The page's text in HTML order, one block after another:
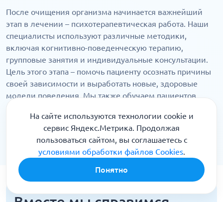
После очищения организма начинается важнейший
этап в лечении – психотерапевтическая работа. Наши
специалисты используют различные методики,
включая когнитивно-поведенческую терапию,
групповые занятия и индивидуальные консультации.
Цель этого этапа – помочь пациенту осознать причины
своей зависимости и выработать новые, здоровые
модели поведения. Мы также обучаем пациентов
способствует лечению, а именно справляться с
жизненными трудностями без обращения к
наркотикам.
На сайте используются технологии cookie и
сервис Яндекс.Метрика. Продолжая
пользоваться сайтом, вы соглашаетесь с
условиями обработки файлов Cookies.
Понятно